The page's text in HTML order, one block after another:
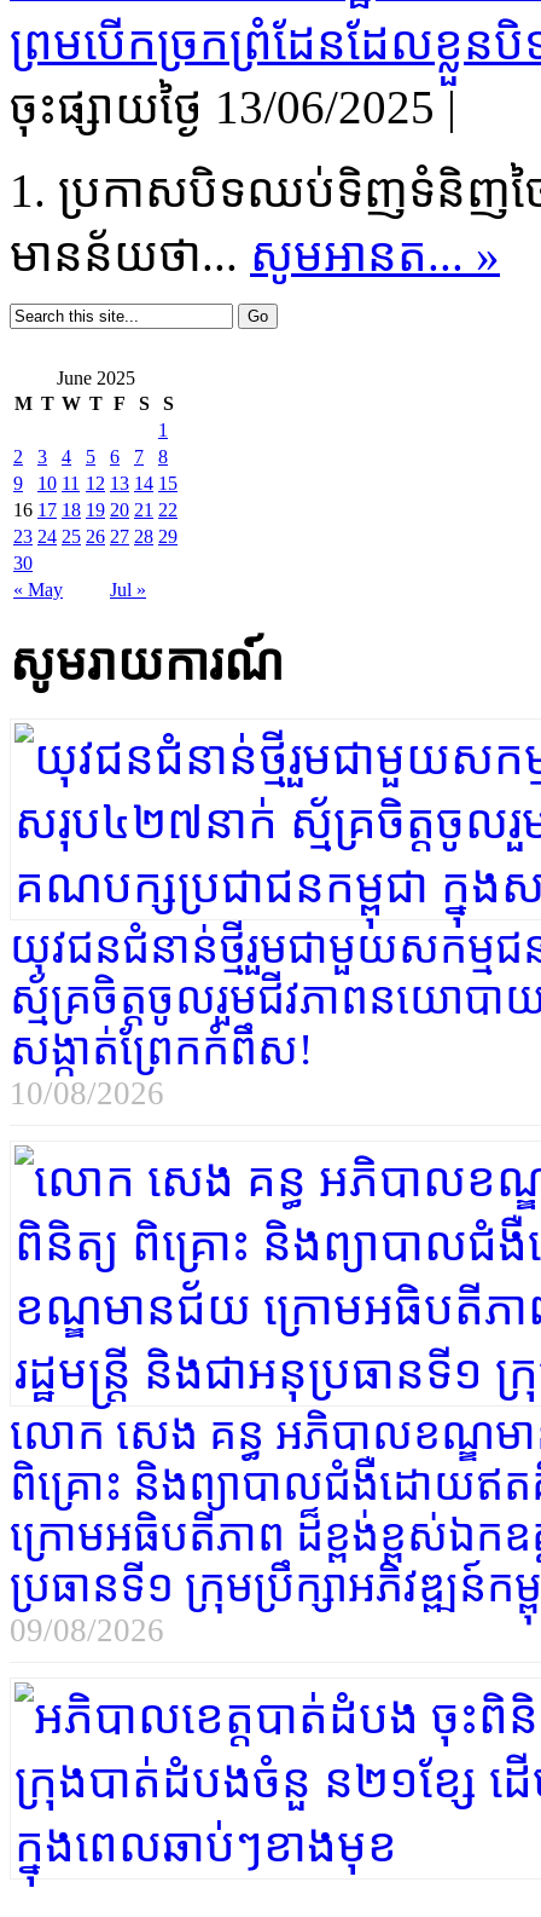
ចុះផ្សាយថ្ងៃ​ 13/06/2025 |
1. ប្រកាសបិទឈប់ទិញទំនិញថៃម
មានន័យថា... សូមអានត... »
June 2025
M T W T F S S
« May Jul »
1
2
3 4 5 6 7
8
9
10 11 12 13 14 15
16 17 18 19 20 21 22
23 24 25 26 27 28 29
30
សូមរាយការណ៍
យុវជនជំនាន់ថ្មីរួមជាមួយសកម្
ស្ម័គ្រចិត្តចូលរួមជីវភាពនយោបា
សង្កាត់ព្រែកកំពឹស!
10/08/2026
លោក សេង គន្ធ អភិបាលខណ្ឌម
ពិគ្រោះ និងព្យាបាលជំងឺដោយឥត
ក្រោមអធិបតីភាព ដ៏ខ្ពង់ខ្ពស់​ឯកឧ
ប្រធានទី១ ក្រុមប្រឹក្សាអភិវឌ្ឍន៍កម្
09/08/2026